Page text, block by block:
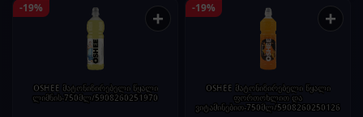
-19% +
OSHEE მატონიზირებელი წყალი
ლიმნის-750მლ/5908260251970
-19% +
OSHEE მატონიზირებელი წყალი
ფორთოხლით და
ვიტამინებით-750მლ/5908260250126